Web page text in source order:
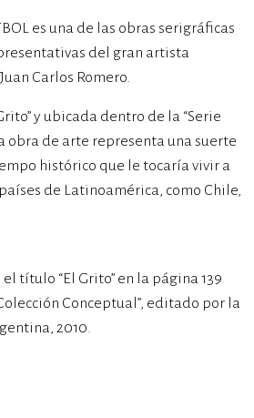
es una de las obras serigráficas
del gran artista
Carlos Romero.
y ubicada dentro de la “Serie
obra de arte representa una suerte
histórico que le tocaría vivir a
de Latinoamérica, como Chile,
título “El Grito” en la página 139
Conceptual”, editado por la
2010.